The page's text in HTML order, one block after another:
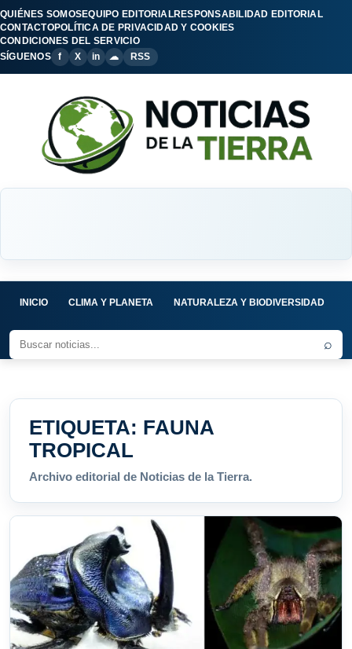
QUIÉNES SOMOSEQUIPO EDITORIALRESPONSABILIDAD EDITORIAL
CONTACTOPOLÍTICA DE PRIVACIDAD Y COOKIES
CONDICIONES DEL SERVICIO
SÍGUENOS
f X in ☁ RSS
INICIO CLIMA Y PLANETA NATURALEZA Y BIODIVERSIDAD
⌕
ETIQUETA: FAUNA
TROPICAL
Archivo editorial de Noticias de la Tierra.